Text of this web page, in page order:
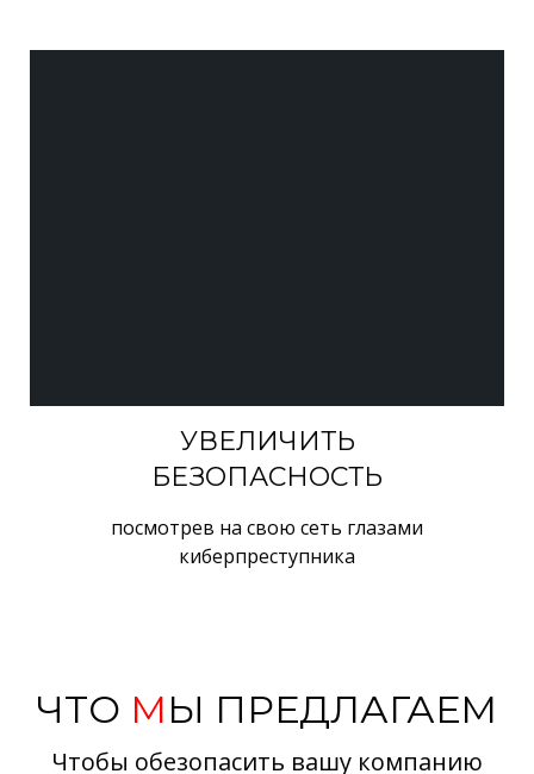
УВЕЛИЧИТЬ
БЕЗОПАСНОСТЬ
посмотрев на свою сеть глазами
киберпреступника
ЧТО МЫ ПРЕДЛАГАЕМ
Чтобы обезопасить вашу компанию